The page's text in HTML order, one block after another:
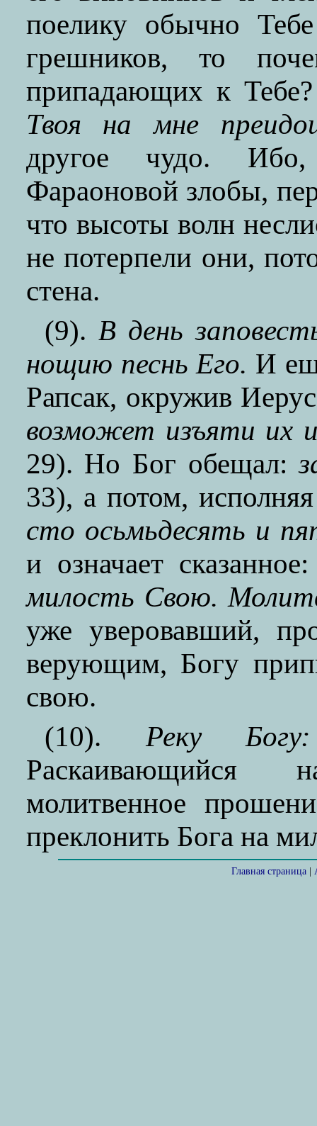
поелику обычно
грешников, то
припадающих к
Твоя на мне
другое чудо. Ибо,
Фараоновой злобы,
что высоты волн
не потерпели они,
стена.
(9). В день
нощию песнь Его. И
Рапсак, окружив
возможет изъяти их
29). Но Бог обещал:
33), а потом,
сто осьмьдесять и
и означает
милость Свою.
уже уверовавший,
верующим, Богу
свою.
(10). Реку
Раскаивающийся
молитвенное
преклонить Бога на
Главная страница|